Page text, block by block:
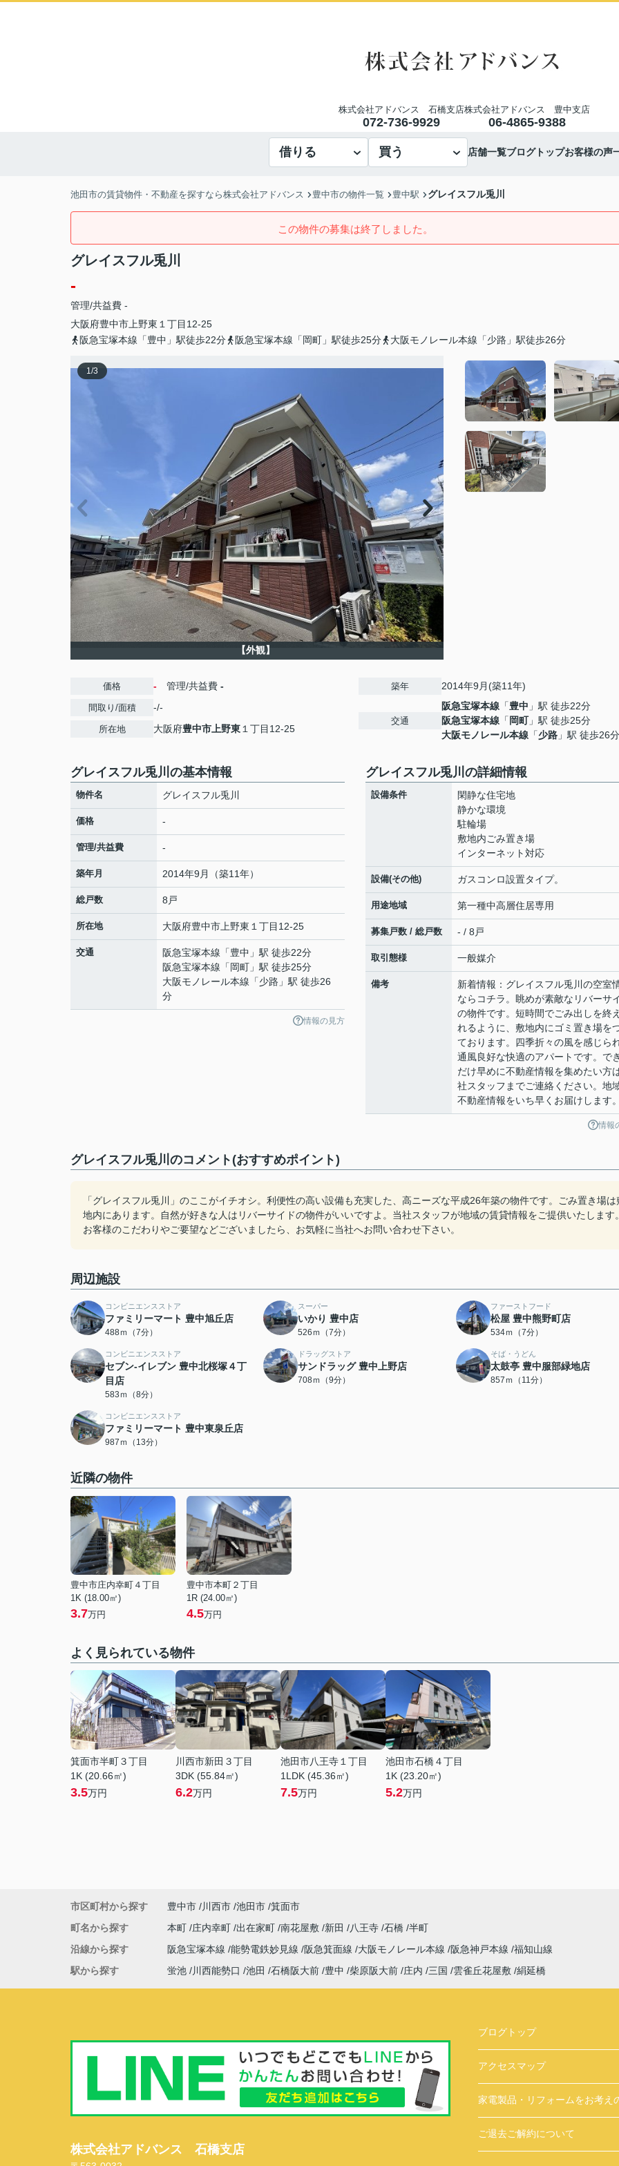
株式会社アドバンス 石橋支店
072-736-9929
株式会社アドバンス 豊中支店
06-4865-9388
借りる 買う 店舗一覧ブログトップお客様の声
池田市の賃貸物件・不動産を探すなら株式会社アドバンス 豊中市の物件一覧 豊中駅 グレイスフル兎川
この物件の募集は終了しました。
グレイスフル兎川
-
管理/共益費 -
大阪府豊中市 上野東 １丁目12-25
阪急宝塚本線「豊中」駅徒歩22分
阪急宝塚本線「岡町」駅徒歩25分 大阪モノレール本線「少路」駅徒歩26分
1/3
【外観】
価格 - 管理/共益費 -
間取り/面積 -/-
所在地 大阪府豊中市 上野東 １丁目12-25
築年 2014年9月(築11年)
交通
阪急宝塚本線 「豊中 」駅 徒歩22分
阪急宝塚本線 「 岡町」駅 徒歩25分
大阪モノレール本線 「少路 」駅 徒歩26分
グレイスフル兎川の基本情報
物件名 グレイスフル兎川
価格 -
管理/共益費 -
築年月 2014年9月（築11年）
総戸数 8戸
所在地 大阪府豊中市 上野東 １丁目12-25
交通 阪急宝塚本線 「豊中 」駅 徒歩22分
阪急宝塚本線 「 岡町 」駅 徒歩25分
大阪モノレール本線 「少路 」駅 徒歩26
分
情報の見方
グレイスフル兎川の詳細情報
設備条件
閑静な住宅地
静かな環境
駐輪場
敷地内ごみ置き場
インターネット対応
設備(その他) ガスコンロ設置タイプ。
用途地域 第一種中高層住居専用
募集戸数 / 総戸数 - / 8戸
取引態様 一般媒介
備考
新着情報：グレイスフル兎川の空室
ならコチラ。眺めが素敵なリバーサ
の物件です。短時間でごみ出しを終
れるように、敷地内にゴミ置き場を
ております。四季折々の風を感じら
通風良好な快適のアパートです。で
だけ早めに不動産情報を集めたい方
社スタッフまでご連絡ください。地
不動産情報をいち早くお届けします
情報
グレイスフル兎川のコメント(おすすめポイント)
「グレイスフル兎川」のここがイチオシ。利便性の高い設備も充実した、高ニーズな平成26年築の物件です。ごみ置き場は
地内にあります。自然が好きな人はリバーサイドの物件がいいですよ。当社スタッフが地域の賃貸情報をご提供いたします
お客様のこだわりやご要望などございましたら、お気軽に当社へお問い合わせ下さい。
周辺施設
コンビニエンスストア
ファミリーマート 豊中旭丘店
488ｍ（7分）
スーパー
いかり 豊中店
526ｍ（7分）
ファーストフード
松屋 豊中熊野町店
534ｍ（7分）
コンビニエンスストア
セブン-イレブン 豊中北桜塚４丁
目店
583ｍ（8分）
ドラッグストア
サンドラッグ 豊中上野店
708ｍ（9分）
そば・うどん
太鼓亭 豊中服部緑地店
857ｍ（11分）
コンビニエンスストア
ファミリーマート 豊中東泉丘店
987ｍ（13分）
近隣の物件
豊中市庄内幸町４丁目
1K (18.00㎡)
3.7万円
豊中市本町２丁目
1R (24.00㎡)
4.5万円
よく見られている物件
箕面市半町３丁目
1K (20.66㎡)
3.5万円
川西市新田３丁目
3DK (55.84㎡)
6.2万円
池田市八王寺１丁目
1LDK (45.36㎡)
7.5万円
池田市石橋４丁目
1K (23.20㎡)
5.2万円
市区町村から探す 豊中市 川西市 池田市 箕面市
町名から探す
本町 庄内幸町 出在家町 南花屋敷 新田 八王寺 石橋 半町
沿線から探す
阪急宝塚本線 能勢電鉄妙見線 阪急箕面線 大阪モノレール本線 阪急神戸本線 福知山線
駅から探す
蛍池 川西能勢口 池田 石橋阪大前 豊中 柴原阪大前 庄内 三国 雲雀丘花屋敷 絹延橋
株式会社アドバンス 石橋支店
ブログトップ
アクセスマップ
家電製品・リフォームをお考え
ご退去ご解約について